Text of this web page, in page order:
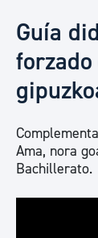
Guía
Ama, nora
Bachillerato.